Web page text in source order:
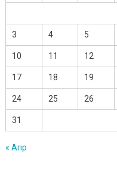
3 4 5
10 11 12
17 18 19
24 25 26
31
« Апр